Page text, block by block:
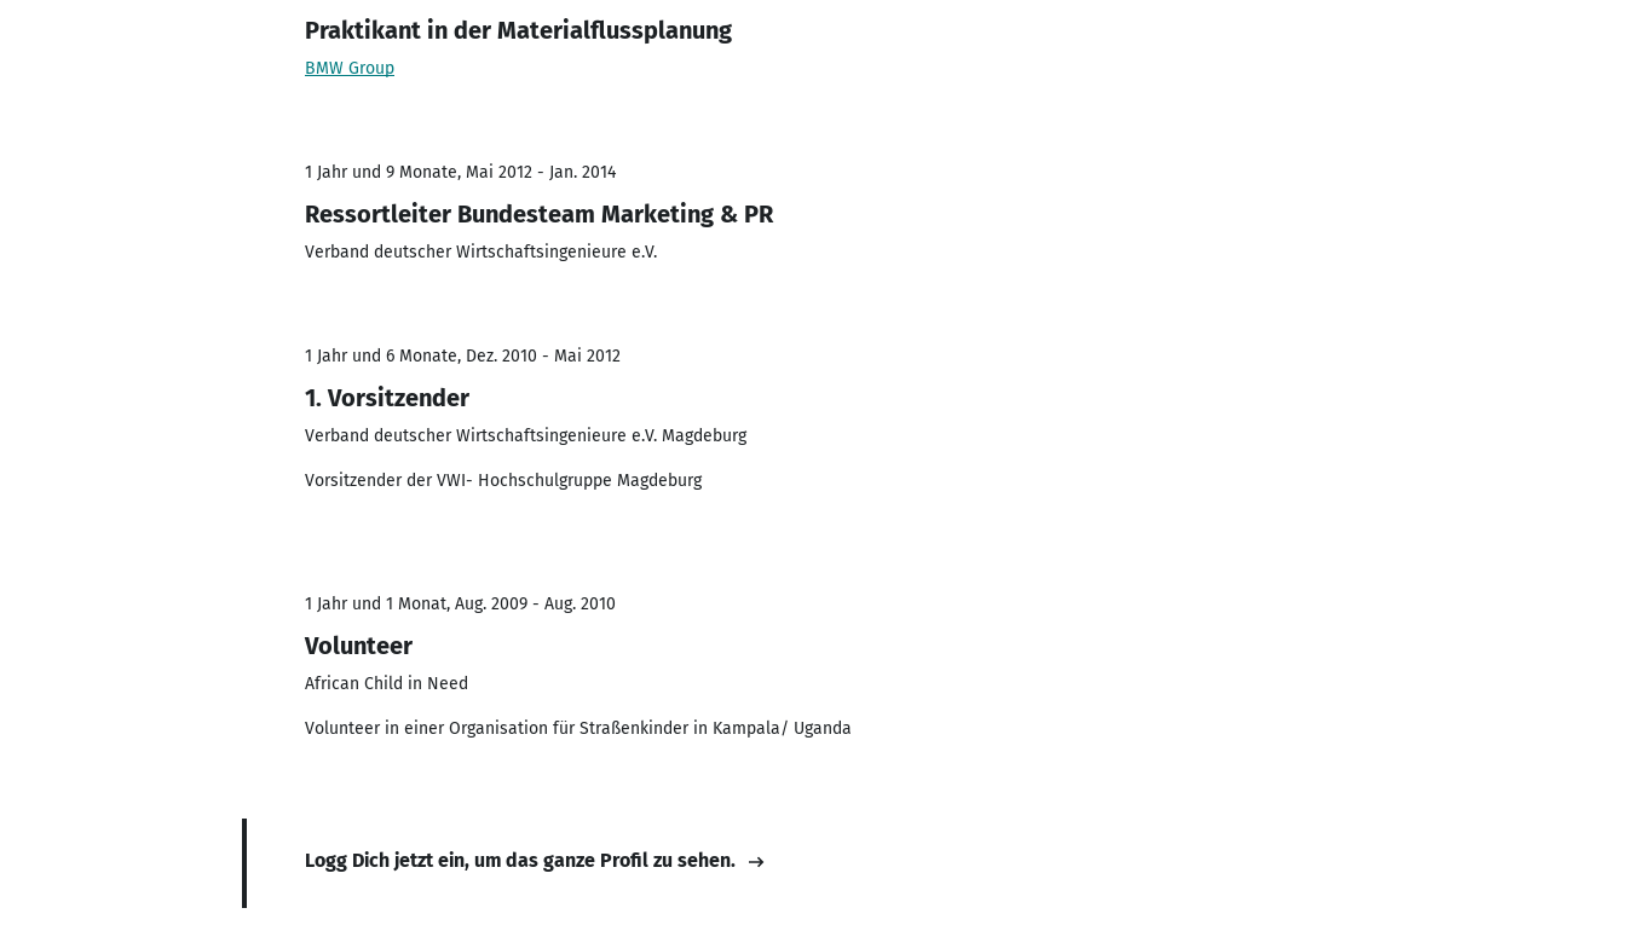
Praktikant in der Materialflussplanung
BMW Group
1 Jahr und 9 Monate, Mai 2012 - Jan. 2014
Ressortleiter Bundesteam Marketing & PR
Verband deutscher Wirtschaftsingenieure e.V.
1 Jahr und 6 Monate, Dez. 2010 - Mai 2012
1. Vorsitzender
Verband deutscher Wirtschaftsingenieure e.V. Magdeburg
Vorsitzender der VWI- Hochschulgruppe Magdeburg
1 Jahr und 1 Monat, Aug. 2009 - Aug. 2010
Volunteer
African Child in Need
Volunteer in einer Organisation für Straßenkinder in Kampala/ Uganda
Logg Dich jetzt ein, um das ganze Profil zu sehen.